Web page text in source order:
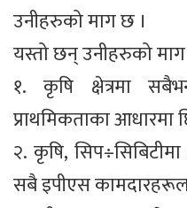
उनीहरुको माग छ ।
यस्तो छन् उनीहरुको माग
१. कृषि क्षेत्रमा
प्राथमिकताका आधारमा
२. कृषि,
सबै इपीएस